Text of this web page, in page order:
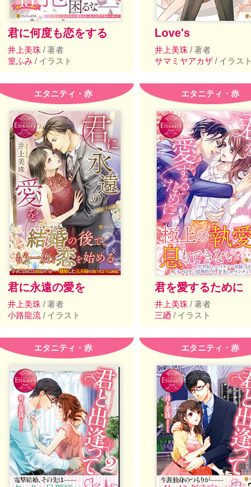
君に何度も恋をする
井上美珠 / 著者
篁ふみ / イラスト
Love's
井上美珠 / 著者
サマミヤアカザ / イラスト
エタニティ・赤
君に永遠の愛を
井上美珠 / 著者
小路龍流 / イラスト
エタニティ・赤
君を愛するために
井上美珠 / 著者
三廼 / イラスト
エタニティ・赤 エタニティ・赤